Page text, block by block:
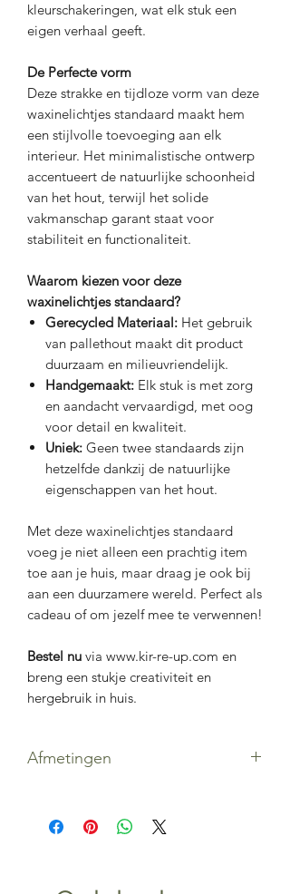
kleurschakeringen, wat elk stuk een
eigen verhaal geeft.
De Perfecte vorm
Deze strakke en tijdloze vorm van deze
waxinelichtjes standaard maakt hem
een stijlvolle toevoeging aan elk
interieur. Het minimalistische ontwerp
accentueert de natuurlijke schoonheid
van het hout, terwijl het solide
vakmanschap garant staat voor
stabiliteit en functionaliteit.
Waarom kiezen voor deze
waxinelichtjes standaard?
Gerecycled Materiaal: Het gebruik
van pallethout maakt dit product
duurzaam en milieuvriendelijk.
Handgemaakt: Elk stuk is met zorg
en aandacht vervaardigd, met oog
voor detail en kwaliteit.
Uniek: Geen twee standaards zijn
hetzelfde dankzij de natuurlijke
eigenschappen van het hout.
Met deze waxinelichtjes standaard
voeg je niet alleen een prachtig item
toe aan je huis, maar draag je ook bij
aan een duurzamere wereld. Perfect als
cadeau of om jezelf mee te verwennen!
Bestel nu via www.kir-re-up.com en
breng een stukje creativiteit en
hergebruik in huis.
Afmetingen